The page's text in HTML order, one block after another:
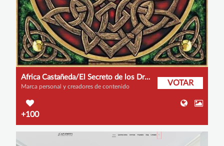
Africa Castañeda/El Secreto de los Druidas
Marca personal y creadores de contenido VOTAR
+100